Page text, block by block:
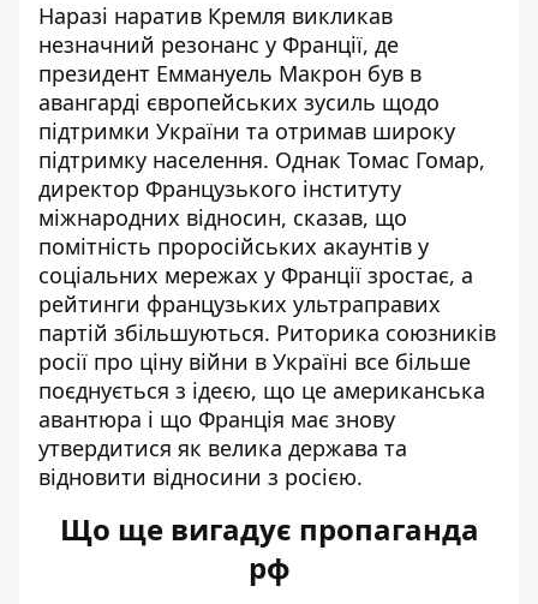
Наразі наратив Кремля викликав
незначний резонанс у Франції, де
президент Еммануель Макрон був в
авангарді європейських зусиль щодо
підтримки України та отримав широку
підтримку населення. Однак Томас Гомар,
директор Французького інституту
міжнародних відносин, сказав, що
помітність проросійських акаунтів у
соціальних мережах у Франції зростає, а
рейтинги французьких ультраправих
партій збільшуються. Риторика союзників
росії про ціну війни в Україні все більше
поєднується з ідеєю, що це американська
авантюра і що Франція має знову
утвердитися як велика держава та
відновити відносини з росією.
Що ще вигадує пропаганда
рф